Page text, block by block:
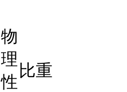
物
理
性
比重